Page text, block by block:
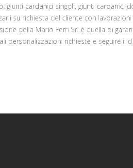
cardanici singoli, giunti cardanici
su richiesta del cliente con
della Mario Ferri Srl è quella di
personalizzazioni richieste e seguire il